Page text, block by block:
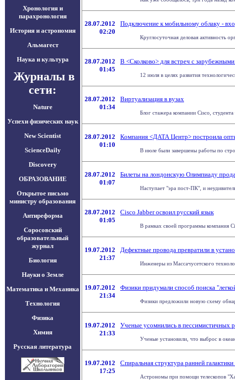
Хронология и
парахронология
История и астрономия
Альмагест
Наука и культура
Журналы в
сети:
Nature
Успехи физических наук
New Scientist
ScienceDaily
Discovery
ОБРАЗОВАНИЕ
Открытое письмо
министру образования
Антиреформа
Соросовский
образовательный
журнал
Биология
Науки о Земле
Математика и Механика
Технология
Физика
Химия
Русская литература
28.07.2012
02:20
Подключение к мобильному облаку -
Круглосуточная деловая активность
28.07.2012
01:45
В <Сколково> для встреч с
12 июля в целях развития
28.07.2012
01:34
Виртуализация в вузах
Блог стажера компании Cisco,
28.07.2012
01:10
Компания <ДАТА Центр> построила
В июле были завершены работы по
28.07.2012
01:07
Билеты на лондонскую Олимпиаду
Наступает "эра пост-ПК", и
28.07.2012
01:05
Cisco Jabber освоил русский язык
В рамках своей программы компания
19.07.2012
21:37
Дефектные провода превратили в
Инженеры из Массачусетского
19.07.2012
21:34
Физики придумали способ поиска
Физики предложили новую схему
19.07.2012
21:33
Ученые усомнились в пессимистичных
Ученые установили, что выброс в
19.07.2012
17:25
Спиральная структура ранней
Астрономы при помощи телескопов